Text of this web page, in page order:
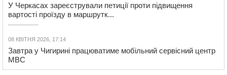
У Черкасах зареєстрували петиції проти підвищення
вартості проїзду в маршрутк...
08 КВІТНЯ 2026, 17:14
Завтра у Чигирині працюватиме мобільний сервісний центр
МВС